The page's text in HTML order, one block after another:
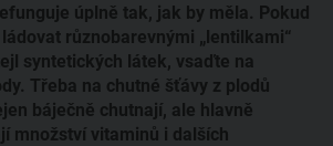
úplně tak, jak by měla. Pokud
různobarevnými „lentilkami“
syntetických látek, vsaďte na
Třeba na chutné šťávy z plodů
báječně chutnají, ale hlavně
množství vitaminů i dalších